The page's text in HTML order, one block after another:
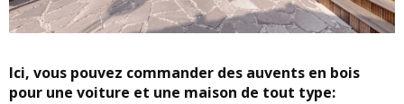
Ici, vous pouvez commander des auvents en bois
pour une voiture et une maison de tout type: